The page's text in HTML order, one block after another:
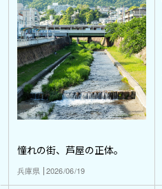
憧れの街、芦屋の正体。
兵庫県 2026/06/19